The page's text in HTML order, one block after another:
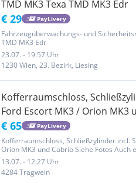
TMD MK3 Texa TMD MK3 Edr
€ 29 PayLivery
Fahrzeugüberwachungs- und
TMD MK3 Edr
23.07. - 19:57 Uhr
1230 Wien, 23. Bezirk, Liesing
Kofferraumschloss,
Ford Escort MK3 / Orion MK3
€ 65 PayLivery
Kofferraumschloss, Schließzylinder incl.
Orion MK3 und Cabrio Siehe Fotos Auch
Selbstabholung nach
Übergabe nähe Haid/Ansfelden bei Linz
gut...
13.07. - 12:27 Uhr
4284 Tragwein